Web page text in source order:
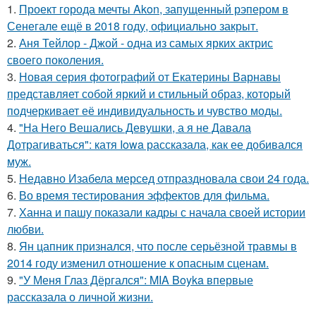
1. Проект города мечты Akon, запущенный рэпером в
Сенегале ещё в 2018 году, официально закрыт.
2. Аня Тейлор - Джой - одна из самых ярких актрис
своего поколения.
3. Новая серия фотографий от Екатерины Варнавы
представляет собой яркий и стильный образ, который
подчеркивает её индивидуальность и чувство моды.
4. "На Него Вешались Девушки, а я не Давала
Дотрагиваться": катя Iowa рассказала, как ее добивался
муж.
5. Недавно Изабела мерсед отпраздновала свои 24 года.
6. Во время тестирования эффектов для фильма.
7. Ханна и пашу показали кадры с начала своей истории
любви.
8. Ян цапник признался, что после серьёзной травмы в
2014 году изменил отношение к опасным сценам.
9. "У Меня Глаз Дёргался": MIA Boyka впервые
рассказала о личной жизни.